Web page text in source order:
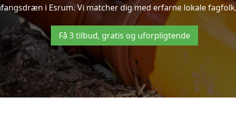
i Esrum. Vi matcher dig med erfarne lokale
Få 3 tilbud, gratis og uforpligtende